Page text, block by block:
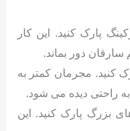
پارک کنید. این کار
دور بماند.
کنید. مجرمان کمتر به
راحتی دیده می شود.
بزرگ پارک کنید. این